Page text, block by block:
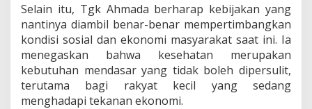
Selain itu, Tgk Ahmada berharap kebijakan yang
nantinya diambil benar-benar mempertimbangkan
kondisi sosial dan ekonomi masyarakat saat ini. Ia
menegaskan bahwa kesehatan merupakan
kebutuhan mendasar yang tidak boleh dipersulit,
terutama bagi rakyat kecil yang sedang
menghadapi tekanan ekonomi.